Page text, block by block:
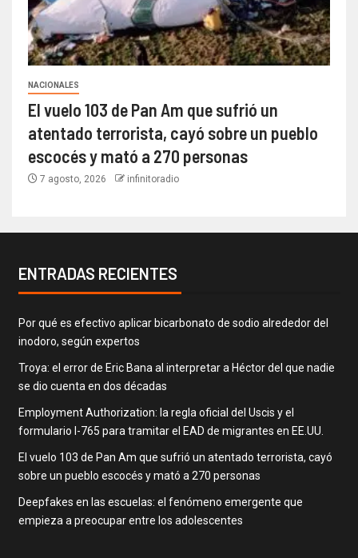
NACIONALES
El vuelo 103 de Pan Am que sufrió un
atentado terrorista, cayó sobre un pueblo
escocés y mató a 270 personas
7 agosto, 2026 infinitoradio
ENTRADAS RECIENTES
Por qué es efectivo aplicar bicarbonato de sodio alrededor del
inodoro, según expertos
Troya: el error de Eric Bana al interpretar a Héctor del que nadie
se dio cuenta en dos décadas
Employment Authorization: la regla oficial del Uscis y el
formulario I-765 para tramitar el EAD de migrantes en EE.UU.
El vuelo 103 de Pan Am que sufrió un atentado terrorista, cayó
sobre un pueblo escocés y mató a 270 personas
Deepfakes en las escuelas: el fenómeno emergente que
empieza a preocupar entre los adolescentes